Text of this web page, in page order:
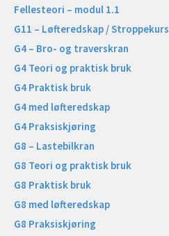
Fellesteori – modul 1.1
G11 – Løfteredskap / Stroppekurs
G4 – Bro- og traverskran
G4 Teori og praktisk bruk
G4 Praktisk bruk
G4 med løfteredskap
G4 Praksiskjøring
G8 – Lastebilkran
G8 Teori og praktisk bruk
G8 Praktisk bruk
G8 med løfteredskap
G8 Praksiskjøring